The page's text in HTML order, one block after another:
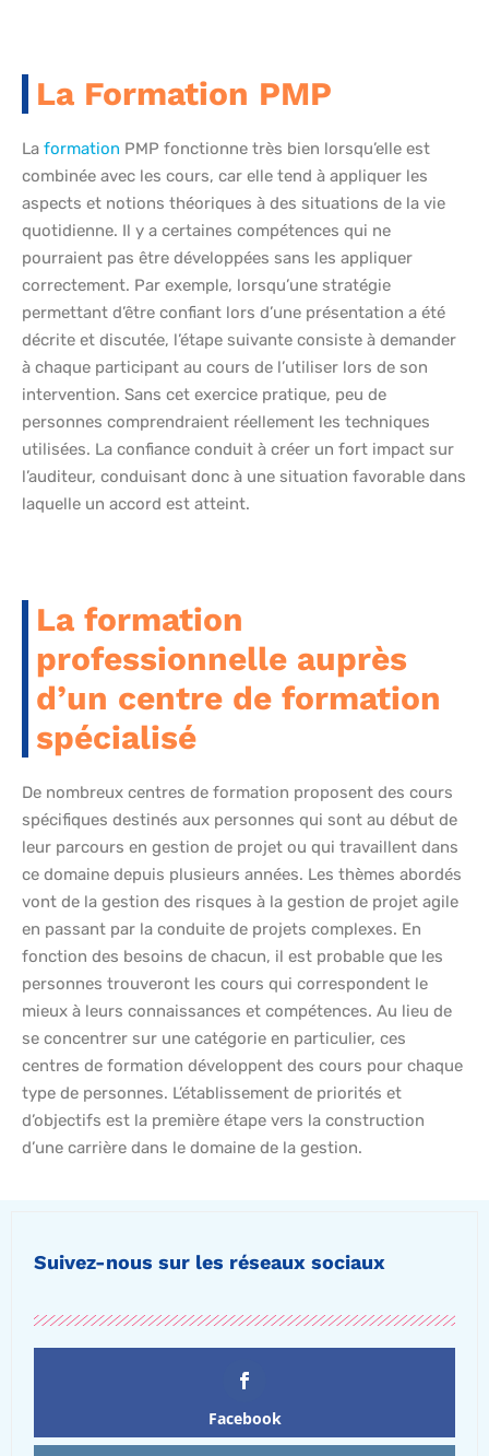
La Formation PMP
La formation PMP fonctionne très bien lorsqu’elle est
combinée avec les cours, car elle tend à appliquer les
aspects et notions théoriques à des situations de la vie
quotidienne. Il y a certaines compétences qui ne
pourraient pas être développées sans les appliquer
correctement. Par exemple, lorsqu’une stratégie
permettant d’être confiant lors d’une présentation a été
décrite et discutée, l’étape suivante consiste à demander
à chaque participant au cours de l’utiliser lors de son
intervention. Sans cet exercice pratique, peu de
personnes comprendraient réellement les techniques
utilisées. La confiance conduit à créer un fort impact sur
l’auditeur, conduisant donc à une situation favorable dans
laquelle un accord est atteint.
La formation
professionnelle auprès
d’un centre de formation
spécialisé
De nombreux centres de formation proposent des cours
spécifiques destinés aux personnes qui sont au début de
leur parcours en gestion de projet ou qui travaillent dans
ce domaine depuis plusieurs années. Les thèmes abordés
vont de la gestion des risques à la gestion de projet agile
en passant par la conduite de projets complexes. En
fonction des besoins de chacun, il est probable que les
personnes trouveront les cours qui correspondent le
mieux à leurs connaissances et compétences. Au lieu de
se concentrer sur une catégorie en particulier, ces
centres de formation développent des cours pour chaque
type de personnes. L’établissement de priorités et
d’objectifs est la première étape vers la construction
d’une carrière dans le domaine de la gestion.
Suivez-nous sur les réseaux sociaux
Facebook